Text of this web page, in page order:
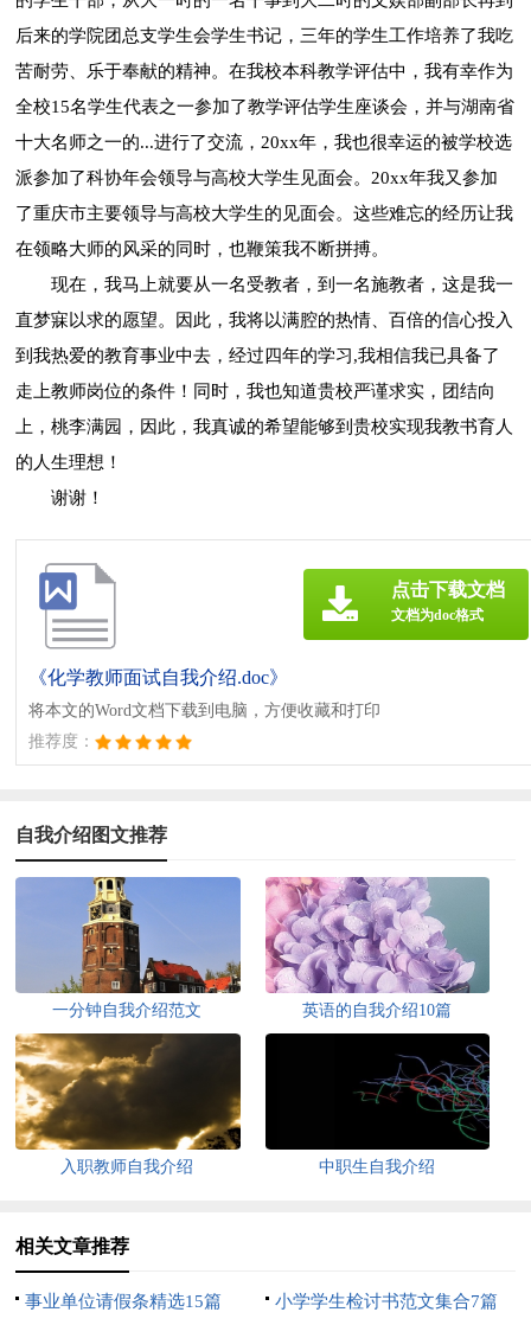
后来的学院团总支学生会学生书记，三年的学生工作培养了我吃
苦耐劳、乐于奉献的精神。在我校本科教学评估中，我有幸作为
全校15名学生代表之一参加了教学评估学生座谈会，并与湖南省
十大名师之一的...进行了交流，20xx年，我也很幸运的被学校选
派参加了科协年会领导与高校大学生见面会。20xx年我又参加
了重庆市主要领导与高校大学生的见面会。这些难忘的经历让我
在领略大师的风采的同时，也鞭策我不断拼搏。
现在，我马上就要从一名受教者，到一名施教者，这是我一
直梦寐以求的愿望。因此，我将以满腔的热情、百倍的信心投入
到我热爱的教育事业中去，经过四年的学习,我相信我已具备了
走上教师岗位的条件！同时，我也知道贵校严谨求实，团结向
上，桃李满园，因此，我真诚的希望能够到贵校实现我教书育人
的人生理想！
谢谢！
《化学教师面试自我介绍.doc》
将本文的Word文档下载到电脑，方便收藏和打印
推荐度：
点击下载文档
文档为doc格式
自我介绍图文推荐
一分钟自我介绍范文 英语的自我介绍10篇
入职教师自我介绍 中职生自我介绍
相关文章推荐
事业单位请假条精选15篇
小学学生检讨书范文集合7篇